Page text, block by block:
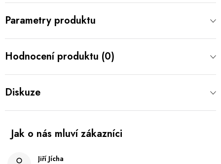
Parametry produktu
Hodnocení produktu (0)
Diskuze
Jiří Jícha